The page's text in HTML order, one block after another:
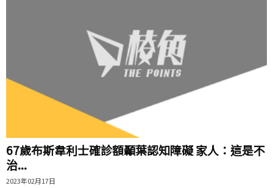
67歲布斯韋利士確診額顳葉認知障礙 家人：這是不
治...
2023年02月17日